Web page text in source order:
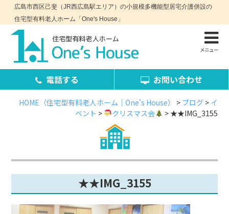
お問い合わせ・資料請求
広島市西区己斐（JR西広島駅エリア）の小規模多機能型居宅介護併設の
住宅型有料老人ホーム「One's House」
メニュー
電話する お問い合わせ
HOME（住宅型有料老人ホーム｜One's House） > ブログ> イ
ベント > クリスマス会 > ★★IMG_3155
★★IMG_3155